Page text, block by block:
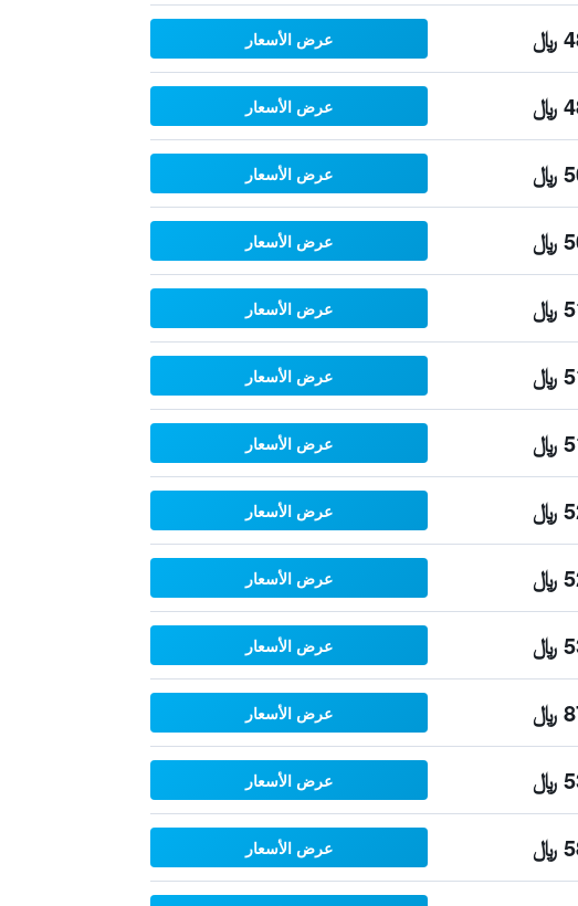
﷼ عرض الأسعار
﷼ عرض الأسعار
﷼ عرض الأسعار
﷼ عرض الأسعار
﷼ عرض الأسعار
﷼ عرض الأسعار
﷼ عرض الأسعار
﷼ عرض الأسعار
﷼ عرض الأسعار
﷼ عرض الأسعار
﷼ عرض الأسعار
﷼ عرض الأسعار
﷼ عرض الأسعار